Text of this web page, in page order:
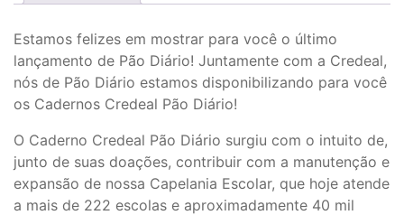
Estamos felizes em mostrar para você o último
lançamento de Pão Diário! Juntamente com a Credeal,
nós de Pão Diário estamos disponibilizando para você
os Cadernos Credeal Pão Diário!
O Caderno Credeal Pão Diário surgiu com o intuito de,
junto de suas doações, contribuir com a manutenção e
expansão de nossa Capelania Escolar, que hoje atende
a mais de 222 escolas e aproximadamente 40 mil